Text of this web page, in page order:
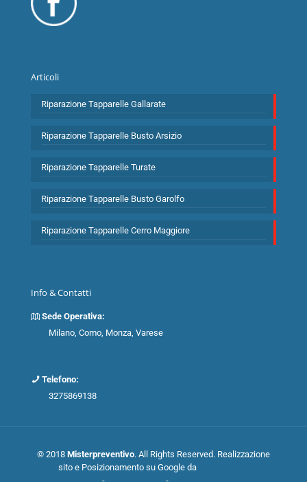
Articoli
Riparazione Tapparelle Gallarate
Riparazione Tapparelle Busto Arsizio
Riparazione Tapparelle Turate
Riparazione Tapparelle Busto Garolfo
Riparazione Tapparelle Cerro Maggiore
Info & Contatti
Sede Operativa:
Milano, Como, Monza, Varese
Telefono:
3275869138
© 2018 Misterpreventivo. All Rights Reserved. Realizzazione
sito e Posizionamento su Google da